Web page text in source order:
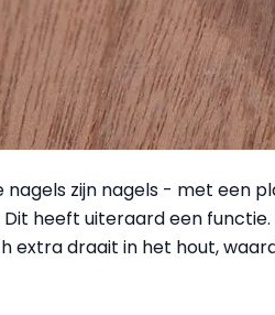
nagels zijn nagels - met een
heeft uiteraard een
extra draait in het hout,